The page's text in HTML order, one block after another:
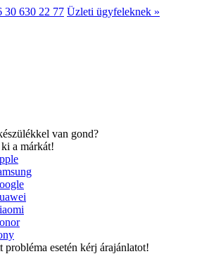
30 630 22 77 Üzleti ügyfeleknek »
van gond?
a márkát!
probléma esetén kérj árajánlatot!